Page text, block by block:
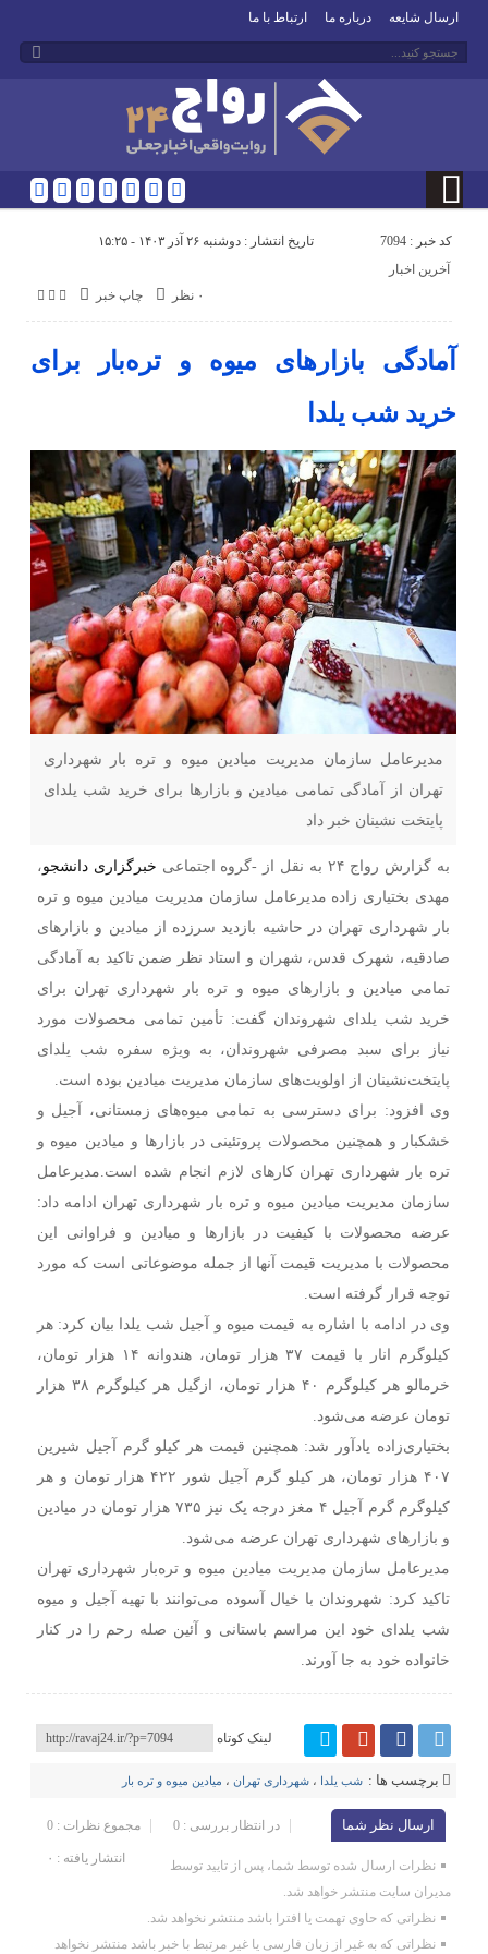
ارسال شایعه درباره ما ارتباط با ما
کد خبر : 7094 تاریخ انتشار : دوشنبه ۲۶ آذر ۱۴۰۳ - ۱۵:۲۵
چاپ خبر ۰ نظر
آخرین اخبار
آمادگی بازار‌های میوه و تره‌بار برای
خرید شب یلدا
مدیرعامل سازمان مدیریت میادین میوه و تره بار شهرداری
تهران از آمادگی تمامی میادین و بازار‌ها برای خرید شب یلدای
پایتخت نشینان خبر داد
به گزارش رواج ۲۴ به نقل از -گروه اجتماعی خبرگزاری دانشجو،
مهدی بختیاری زاده مدیرعامل سازمان مدیریت میادین میوه و تره
بار شهرداری تهران در حاشیه بازدید سرزده از میادین و بازار‌های
صادقیه، شهرک قدس، شهران و استاد نظر ضمن تاکید به آمادگی
تمامی میادین و بازار‌های میوه و تره بار شهرداری تهران برای
خرید شب یلدای شهروندان گفت: تأمین تمامی محصولات مورد
نیاز برای سبد مصرفی شهروندان، به ویژه سفره شب یلدای
پایتخت‌نشینان از اولویت‌های سازمان مدیریت میادین بوده است.
وی افزود: برای دسترسی به تمامی میوه‌های زمستانی، آجیل و
خشکبار و همچنین محصولات پروتئینی در بازار‌ها و میادین میوه و
تره بار شهرداری تهران کار‌های لازم انجام شده است.مدیرعامل
سازمان مدیریت میادین میوه و تره بار شهرداری تهران ادامه داد:
عرضه محصولات با کیفیت در بازار‌ها و میادین و فراوانی این
محصولات با مدیریت قیمت آنها از جمله موضوعاتی است که مورد
توجه قرار گرفته است.
وی در ادامه با اشاره به قیمت میوه و آجیل شب یلدا بیان کرد: هر
کیلوگرم انار با قیمت ۳۷ هزار تومان، هندوانه ۱۴ هزار تومان،
خرمالو هر کیلوگرم ۴۰ هزار تومان، ازگیل هر کیلوگرم ۳۸ هزار
تومان عرضه می‌شود.
بختیاری‌زاده یادآور شد: همچنین قیمت هر کیلو گرم آجیل شیرین
۴۰۷ هزار تومان، هر کیلو گرم آجیل شور ۴۲۲ هزار تومان و هر
کیلوگرم گرم آجیل ۴ مغز درجه یک نیز ۷۳۵ هزار تومان در میادین
و بازار‌های شهرداری تهران عرضه می‌شود.
مدیرعامل سازمان مدیریت میادین میوه و تره‌بار شهرداری تهران
تاکید کرد: شهروندان با خیال آسوده می‌توانند با تهیه آجیل و میوه
شب یلدای خود این مراسم باستانی و آئین صله رحم را در کنار
خانواده خود به جا آورند.
لینک کوتاه
برچسب ها : شب یلدا ،شهرداری تهران ، میادین میوه و تره بار
ارسال نظر شما مجموع نظرات : 0 در انتظار بررسی : 0
انتشار یافته : ۰
نظرات ارسال شده توسط شما، پس از تایید توسط
مدیران سایت منتشر خواهد شد.
نظراتی که حاوی تهمت یا افترا باشد منتشر نخواهد شد.
نظراتی که به غیر از زبان فارسی یا غیر مرتبط با خبر باشد منتشر نخواهد